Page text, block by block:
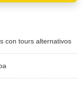
con tours alternativos